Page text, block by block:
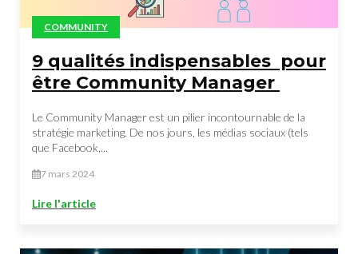
COMMUNITY
9 qualités indispensables pour
être Community Manager
Le Community Manager est un pilier incontournable de la
stratégie marketing. De nos jours, les médias sociaux (tels
que Facebook,...
7 mars 2024
Lire l'article